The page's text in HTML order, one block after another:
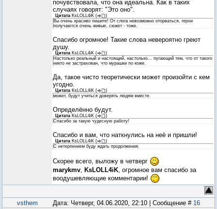
почувствовала, что она идеальна. Как в таких
случаях говорят: "Это оно".
Цитата KsLOLL4iK (
)
Вы очень красиво пишите! От слога невозможно оторваться, герои
получаются очень живые, сюжет - тоже.
Спасибо огромное! Такие слова невероятно греют
душу.
Цитата KsLOLL4iK (
)
Настолько реальный и настоящий, настолько... пугающий тем, что от такого
никто не застрахован, что мурашки по коже.
Да, такое чисто теоретически может произойти с кем
угодно.
Цитата KsLOLL4iK (
)
может, будут учиться доверять людям вместе.
Определённо будут.
Цитата KsLOLL4iK (
)
Спасибо за такую чудесную работу!
Спасибо и вам, что наткнулись на неё и пришли!
Цитата KsLOLL4iK (
)
С нетерпением буду ждать продолжения.
Скорее всего, выложу в четверг
marykmv, KsLOLL4iK, огромное вам спасибо за
воодушевляющие комментарии!
vsthem Дата: Четверг, 04.06.2020, 22:10 | Сообщение # 16